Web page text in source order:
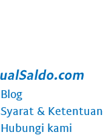
Blog
Syarat & Ketentuan
Hubungi kami